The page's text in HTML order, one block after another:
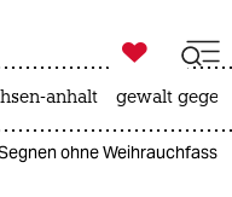

taz zahl ich
anhalt gewalt
ohne Weihrauchfass